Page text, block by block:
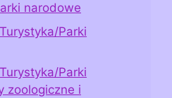
narodowe
Parki
Parki
zoologiczne i